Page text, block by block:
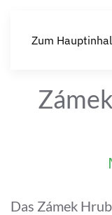
Zum
Das Zámek